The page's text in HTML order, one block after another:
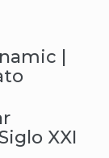
|
XXI